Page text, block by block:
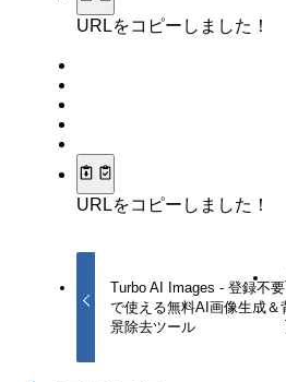
URLをコピーしました！
URLをコピーしました！
Turbo AI Images - 登録不要
で使える無料AI画像生成＆
景除去ツール